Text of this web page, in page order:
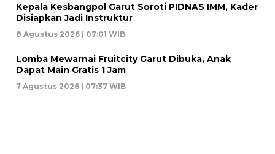
Kepala Kesbangpol Garut Soroti PIDNAS IMM, Kader
Disiapkan Jadi Instruktur
8 Agustus 2026 | 07:01 WIB
Lomba Mewarnai Fruitcity Garut Dibuka, Anak
Dapat Main Gratis 1 Jam
7 Agustus 2026 | 07:37 WIB